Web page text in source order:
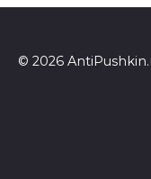
© 2026